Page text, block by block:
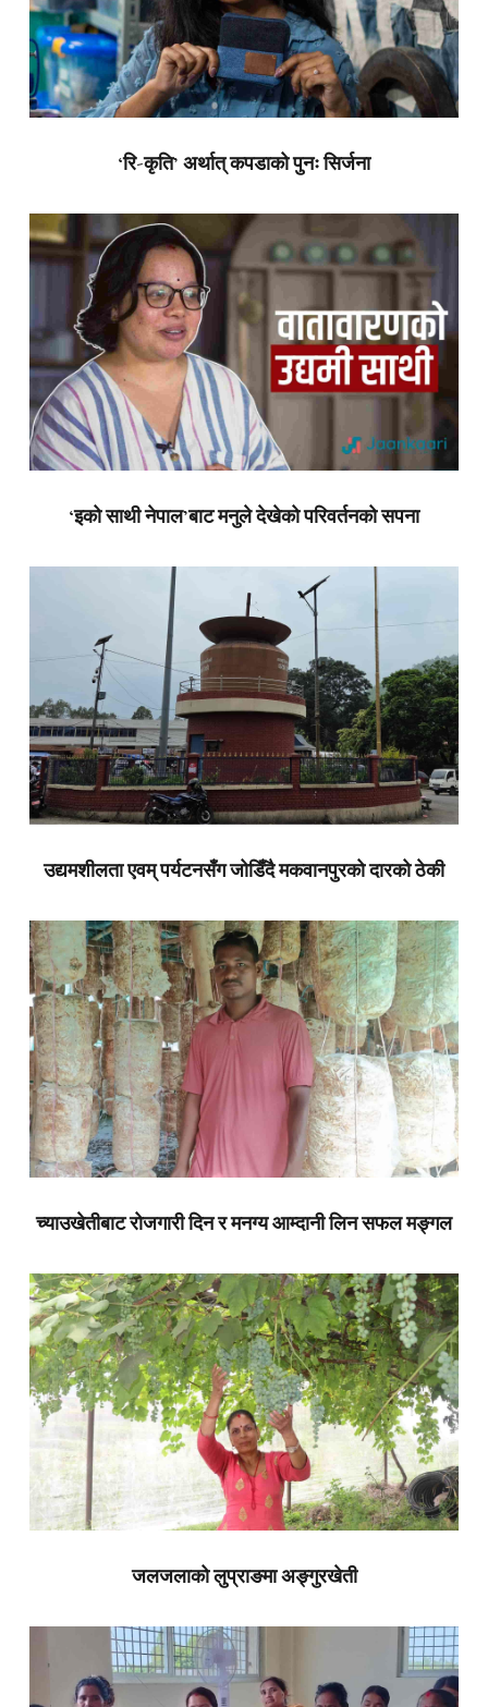
‘रि-कृति’ अर्थात् कपडाको पुनः सिर्जना
‘इको साथी नेपाल’बाट मनुले देखेको परिवर्तनको सपना
उद्यमशीलता एवम् पर्यटनसँग जोडिँदै मकवानपुरको दारको ठेकी
च्याउखेतीबाट रोजगारी दिन र मनग्य आम्दानी लिन सफल मङ्गल
जलजलाको लुप्राङमा अङ्गुरखेती